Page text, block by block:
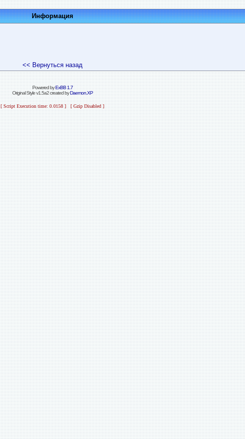
Информация
<< Вернуться назад
Powered byExBB 1.7
Original Style v1.5a2 created byDaemon.XP
[ Script Execution time: 0.0158 ] [ Gzip Disabled ]